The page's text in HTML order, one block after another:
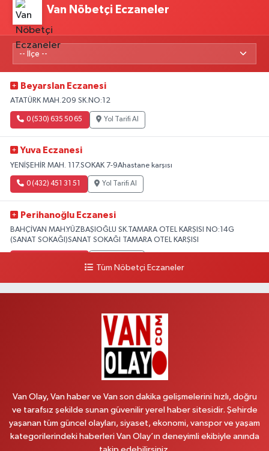
Van Nöbetçi Eczaneler
Beyarslan Eczanesi
ATATÜRK MAH.209 SK.NO:12
0 (530) 635 50 65 Yol Tarifi Al
Yuva Eczanesi
YENİŞEHİR MAH. 117.SOKAK 7-9Ahastane karşısı
0 (432) 451 31 51 Yol Tarifi Al
Perihanoğlu Eczanesi
BAHÇİVAN MAH.YÜZBAŞIOĞLU SK.TAMARA OTEL KARŞISI NO:14G
(SANAT SOKAĞI)SANAT SOKAĞI TAMARA OTEL KARŞISI
Yol Tarifi Al
BEYAZIT MAH.ZEYLAN CADDESİ OKYANUS GİYİM YANI NO:1
Afşar Eczanesi
Kazım Karabekir cad.Eski Araştırma Hastanesi karşısı (kent park karşısı )
Tüm Nöbetçi Eczaneler
Van Olay, Van haber ve Van son dakika gelişmelerini hızlı, doğru
ve tarafsız şekilde sunan güvenilir yerel haber sitesidir. Şehirde
yaşanan tüm güncel olayları, siyaset, ekonomi, vanspor ve yaşam
kategorilerindeki haberleri Van Olay’ın deneyimli ekibiyle anında